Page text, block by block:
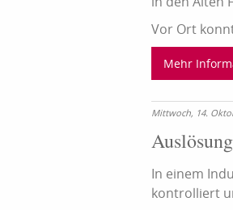
Vor Ort
Mehr
Mittwoch, 14.
In einem
kontrolliert